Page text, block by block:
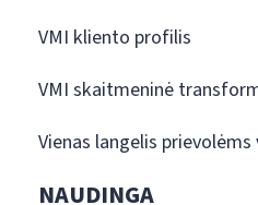
VMI kliento profilis
VMI skaitmeninė
Vienas langelis
NAUDINGA